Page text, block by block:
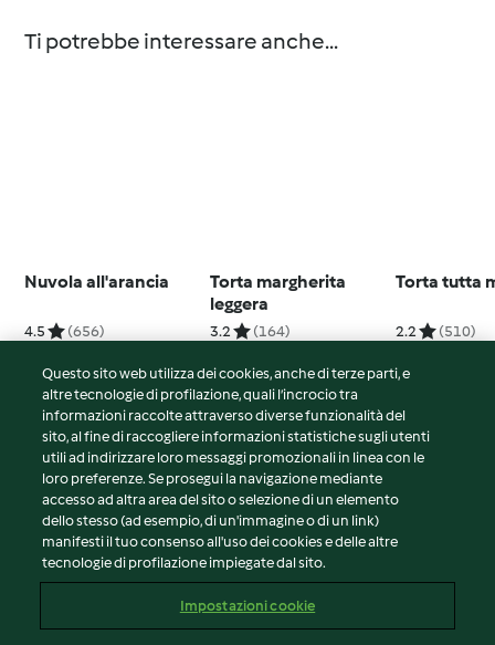
Ti potrebbe interessare anche...
Nuvola all'arancia
4.5 (656)
Torta margherita
leggera
3.2 (164)
Torta tutta
2.2 (510)
© Copyright 2026
Termini del servizio
Informativa sulla privacy
Avvertenze generali
Note legali
Contenuto del rapporto
Questo sito web utilizza dei cookies, anche di terze parti, e
altre tecnologie di profilazione, quali l’incrocio tra
informazioni raccolte attraverso diverse funzionalità del
sito, al fine di raccogliere informazioni statistiche sugli utenti
utili ad indirizzare loro messaggi promozionali in linea con le
loro preferenze. Se prosegui la navigazione mediante
accesso ad altra area del sito o selezione di un elemento
dello stesso (ad esempio, di un'immagine o di un link)
manifesti il tuo consenso all'uso dei cookies e delle altre
tecnologie di profilazione impiegate dal sito.
Impostazioni cookie